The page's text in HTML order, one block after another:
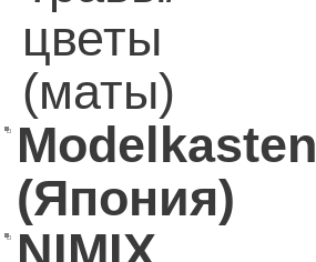
цветы
(маты)
Modelkasten
(Япония)
NIMIX